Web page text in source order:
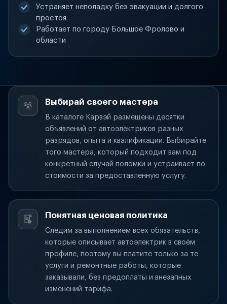
Устраняет неполадку без эвакуации и долгого
простоя
Работает по городу Большое Фролово и
области
Выбирай своего мастера
В каталоге Карвэй размещены десятки
объявлений от автоэлектриков разных
разрядов, опыта и квалификации. Выбирайте
того мастера, который подходит вам под
конкретный случай поломки и устраивает по
стоимости за предоставленную услугу.
Понятная ценовая политика
Следим за выполнением всех обязательств,
которые описывает автоэлектрик в своём
профиле, поэтому вы платите только за те
услуги и ремонтные работы, которые
заказывали, без предоплаты и внезапных
изменений тарифа.